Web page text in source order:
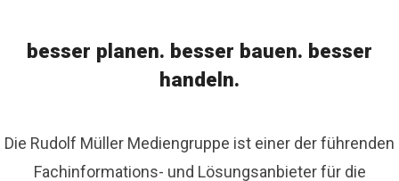
besser planen. besser bauen. besser
handeln.
Die Rudolf Müller Mediengruppe ist einer der führenden
Fachinformations- und Lösungsanbieter für die